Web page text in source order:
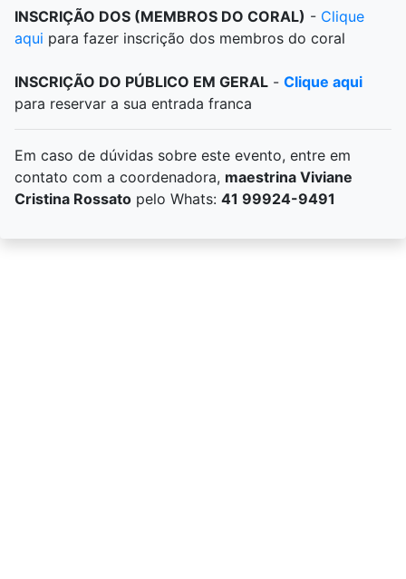
INSCRIÇÃO DOS (MEMBROS DO CORAL) - Clique
aqui para fazer inscrição dos membros do coral
INSCRIÇÃO DO PÚBLICO EM GERAL - Clique aqui
para reservar a sua entrada franca
Em caso de dúvidas sobre este evento, entre em
contato com a coordenadora, maestrina Viviane
Cristina Rossato pelo Whats: 41 99924-9491